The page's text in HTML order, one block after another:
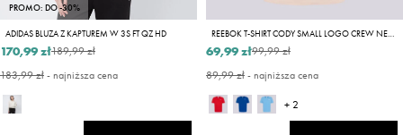
PROMO: DO -30%
ADIDAS BLUZA Z KAPTUREM W 3S FT QZ HD
189,99 zł
170,99 zł
183,99 zł- najniższa cena
REEBOK T-SHIRT CODY SMALL LOGO CREW NECK SS TEE
99,99 zł
69,99 zł
89,99 zł- najniższa cena
+ 2